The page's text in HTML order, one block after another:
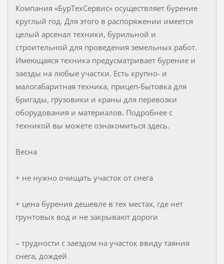
Компания «БурТехСервис» осуществляет бурение
круглый год. Для этого в распоряжении имеется
целый арсенал техники, бурильной и
строительной для проведения земельных работ.
Имеющаяся техника предусматривает бурение и
заезды на любые участки. Есть крупно- и
малогабаритная техника, прицеп-бытовка для
бригады, грузовики и краны для перевозки
оборудования и материалов. Подробнее с
техникой вы можете ознакомиться здесь.
Весна
+ не нужно очищать участок от снега
+ цена бурения дешевле в тех местах, где нет
грунтовых вод и не закрывают дороги
– трудности с заездом на участок ввиду таяния
снега, дождей